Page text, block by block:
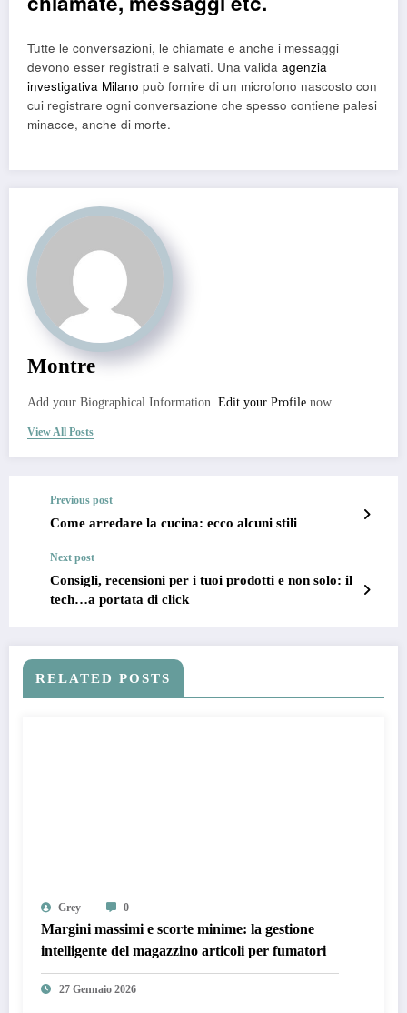
Tutte le conversazioni, le chiamate e anche i messaggi
devono esser registrati e salvati. Una valida agenzia
investigativa Milano può fornire di un microfono nascosto con
cui registrare ogni conversazione che spesso contiene palesi
minacce, anche di morte.
Montre
Add your Biographical Information. Edit your Profile now.
View All Posts
Previous post
Come arredare la cucina: ecco alcuni stili
Next post
Consigli, recensioni per i tuoi prodotti e non solo: il
tech…a portata di click
RELATED POSTS
Grey 0
Margini massimi e scorte minime: la gestione
intelligente del magazzino articoli per fumatori
27 Gennaio 2026